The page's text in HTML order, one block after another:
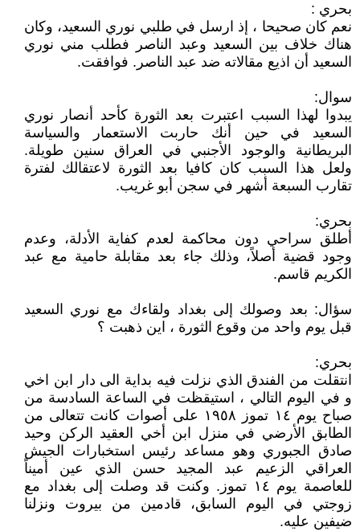
بحري :
نعم كان صحيحا ، إذ ارسل في طلبي نوري السعيد، وكان
هناك خلاف بين السعيد وعبد الناصر فطلب مني نوري
السعيد أن اذيع مقالاته ضد عبد الناصر. فوافقت.
سوال:
يبدوا لهذا السبب اعتبرت بعد الثورة كأحد أنصار نوري
السعيد في حين أنك حاربت الاستعمار والسياسة
البريطانية والوجود الأجنبي في العراق سنين طويلة.
ولعل هذا السبب كان كافيا بعد الثورة لاعتقالك لفترة
تقارب السبعة أشهر في سجن أبو غريب.
بحري:
أطلق سراحي دون محاكمة لعدم كفاية الأدلة، وعدم
وجود قضية أصلاً، وذلك جاء بعد مقابلة حامية مع عبد
الكريم قاسم.
سؤال: بعد وصولك إلى بغداد ولقاءك مع نوري السعيد
قبل يوم واحد من وقوع الثورة ، اين ذهبت ؟
بحري:
انتقلت من الفندق الذي نزلت فيه بداية الى دار ابن اخي
و في اليوم التالي ، استيقظت في الساعة السادسة من
صباح يوم ١٤ تموز ١٩٥٨ على أصوات كانت تتعالى من
الطابق الأرضي في منزل ابن أخي العقيد الركن وحيد
صادق الجبوري وهو مساعد رئيس استخبارات الجيش
العراقي الزعيم عبد المجيد حسن الذي عين أميناً
للعاصمة يوم ١٤ تموز. وكنت قد وصلت إلى بغداد مع
زوجتي في اليوم السابق، قادمين من بيروت ونزلنا
ضيفين عليه.